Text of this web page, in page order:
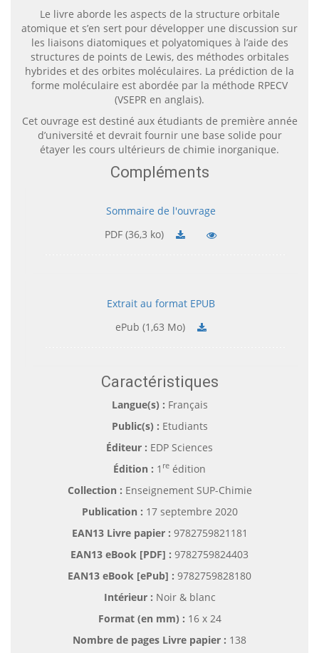
Le livre aborde les aspects de la structure orbitale
atomique et s’en sert pour développer une discussion sur
les liaisons diatomiques et polyatomiques à l’aide des
structures de points de Lewis, des méthodes orbitales
hybrides et des orbites moléculaires. La prédiction de la
forme moléculaire est abordée par la méthode RPECV
(VSEPR en anglais).
Cet ouvrage est destiné aux étudiants de première année
d’université et devrait fournir une base solide pour
étayer les cours ultérieurs de chimie inorganique.
Compléments
Sommaire de l'ouvrage
PDF (36,3 ko)
Extrait au format EPUB
ePub (1,63 Mo)
Caractéristiques
Langue(s) : Français
Public(s) : Etudiants
Éditeur : EDP Sciences
Édition : 1 re édition
Collection : Enseignement SUP-Chimie
Publication : 17 septembre 2020
EAN13 Livre papier : 9782759821181
EAN13 eBook [PDF] : 9782759824403
EAN13 eBook [ePub] : 9782759828180
Intérieur : Noir & blanc
Format (en mm) : 16 x 24
Nombre de pages Livre papier : 138